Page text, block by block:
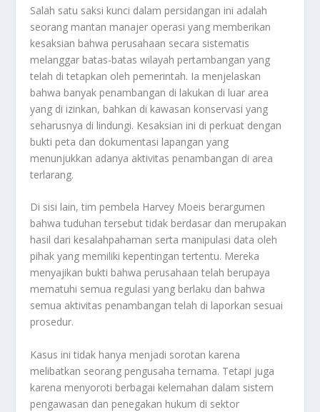
Salah satu saksi kunci dalam persidangan ini adalah
seorang mantan manajer operasi yang memberikan
kesaksian bahwa perusahaan secara sistematis
melanggar batas-batas wilayah pertambangan yang
telah di tetapkan oleh pemerintah. Ia menjelaskan
bahwa banyak penambangan di lakukan di luar area
yang di izinkan, bahkan di kawasan konservasi yang
seharusnya di lindungi. Kesaksian ini di perkuat dengan
bukti peta dan dokumentasi lapangan yang
menunjukkan adanya aktivitas penambangan di area
terlarang.
Di sisi lain, tim pembela Harvey Moeis berargumen
bahwa tuduhan tersebut tidak berdasar dan merupakan
hasil dari kesalahpahaman serta manipulasi data oleh
pihak yang memiliki kepentingan tertentu. Mereka
menyajikan bukti bahwa perusahaan telah berupaya
mematuhi semua regulasi yang berlaku dan bahwa
semua aktivitas penambangan telah di laporkan sesuai
prosedur.
Kasus ini tidak hanya menjadi sorotan karena
melibatkan seorang pengusaha ternama. Tetapi juga
karena menyoroti berbagai kelemahan dalam sistem
pengawasan dan penegakan hukum di sektor